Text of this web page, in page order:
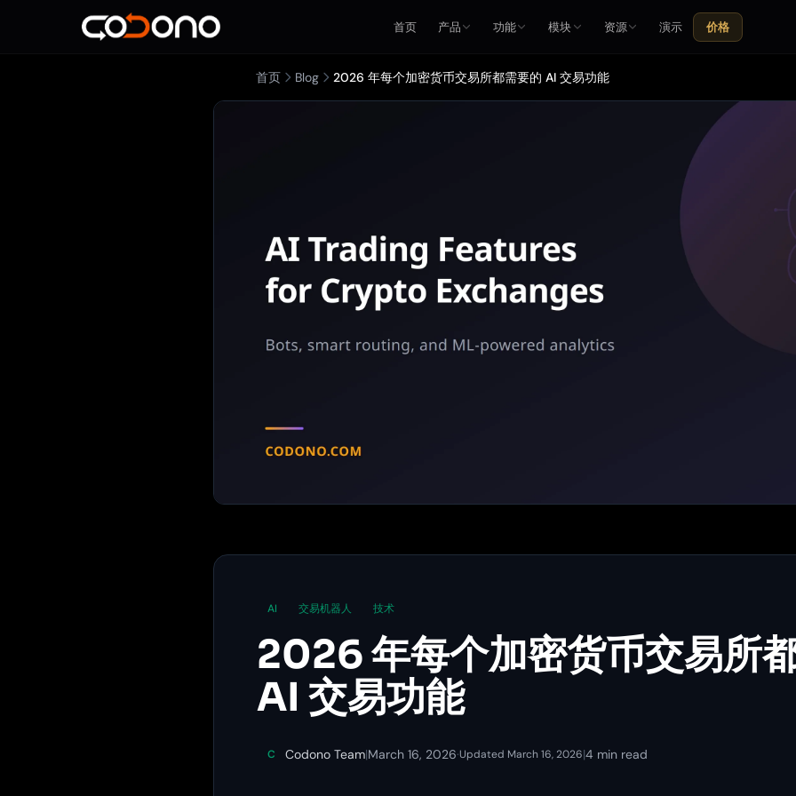
首页 产品 功能 模块 资源 演示 价格
首页 Blog 2026 年每个加密货币交易所都需要的 AI 交易功能
AI 交易机器人 技术
2026 年每个加密货币交易所
AI 交易功能
C Codono Team|March 16, 2026·Updated March 16, 2026|4 min read